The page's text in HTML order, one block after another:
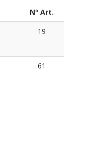
Nº Art.
19
61